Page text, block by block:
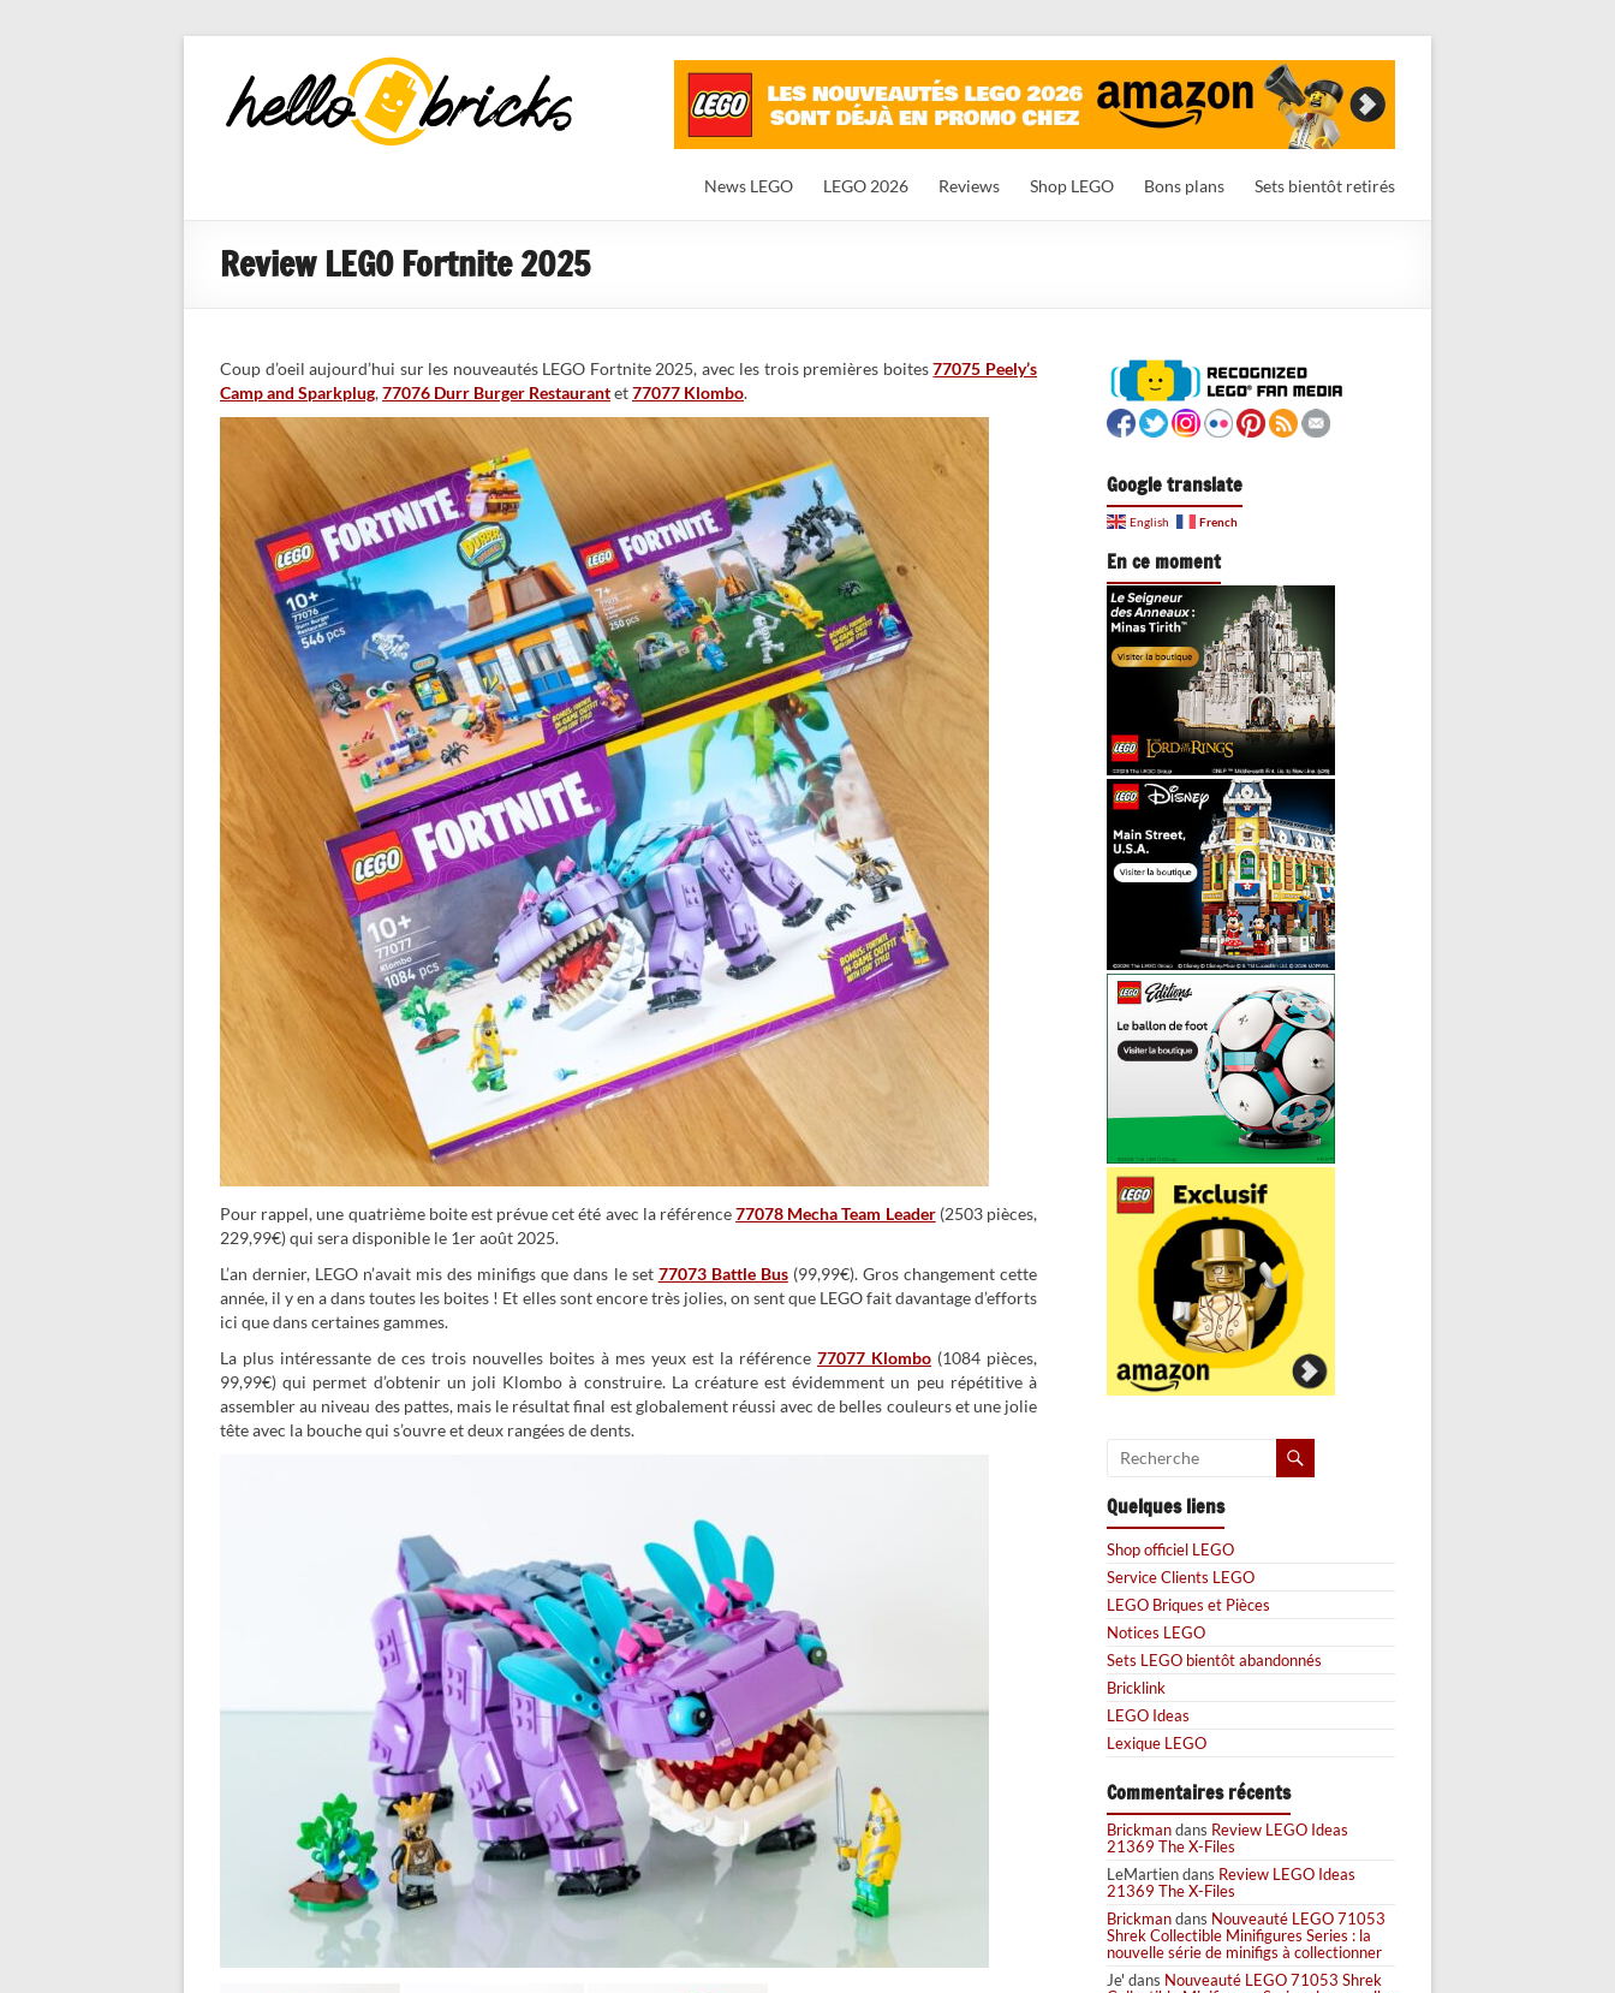
HelloBricks
Blog LEGO,
nouveaut�s
News LEGO LEGO 2026 Reviews Shop LEGO Bons plans Sets bientôt retirés
Review LEGO Fortnite 2025
Coup d’oeil aujourd’hui sur les nouveautés LEGO Fortnite 2025, avec les trois premières boites77075 Peely’s
Camp and Sparkplug,77076 Durr Burger Restaurantet77077 Klombo.
Pour rappel, une quatrième boite est prévue cet été avec la référence77078 Mecha Team Leader(2503 pièces,
229,99€) qui sera disponible le 1er août 2025.
L’an dernier, LEGO n’avait mis des minifigs que dans le set 77073 Battle Bus(99,99€). Gros changement cette
année, il y en a dans toutes les boites ! Et elles sont encore très jolies, on sent que LEGO fait davantage d’efforts
ici que dans certaines gammes.
La plus intéressante de ces trois nouvelles boites à mes yeux est la référence 77077 Klombo (1084 pièces,
99,99€) qui permet d’obtenir un joli Klombo à construire. La créature est évidemment un peu répétitive à
assembler au niveau des pattes, mais le résultat final est globalement réussi avec de belles couleurs et une jolie
tête avec la bouche qui s’ouvre et deux rangées de dents.
Google translate
English French
En ce moment
Quelques liens
Shop officiel LEGO
Service Clients LEGO
LEGO Briques et Pièces
Notices LEGO
Sets LEGO bientôt abandonnés
Bricklink
LEGO Ideas
Lexique LEGO
Commentaires récents
Brickmandans Review LEGO Ideas
21369 The X-Files
LeMartiendans Review LEGO Ideas
21369 The X-Files
Brickmandans Nouveauté LEGO 71053
Shrek Collectible Minifigures Series : la
nouvelle série de minifigs à collectionner
Je' dans Nouveauté LEGO 71053 Shrek